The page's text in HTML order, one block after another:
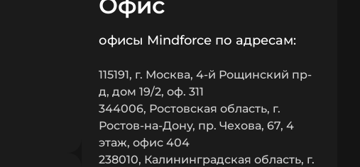
офисы Mindforce по адресам:
115191, г. Москва, 4-й Рощинский пр-
д, дом 19/2, оф. 311
344006, Ростовская область, г.
Ростов-на-Дону, пр. Чехова, 67, 4
этаж, офис 404
238010, Калининградская область, г.